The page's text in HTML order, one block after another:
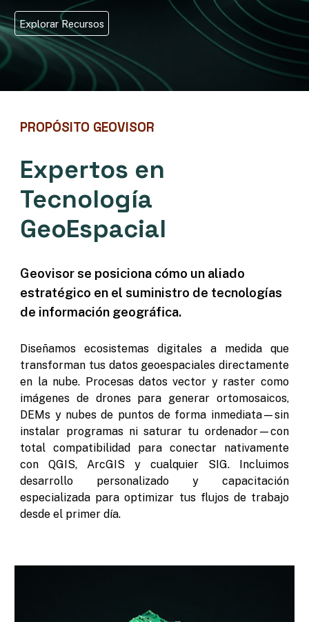
Explorar Recursos
PROPÓSITO GEOVISOR
Expertos en
Tecnología
GeoEspacial
Geovisor se posiciona cómo un aliado
estratégico en el suministro de tecnologías
de información geográfica.
Diseñamos ecosistemas digitales a medida que
transforman tus datos geoespaciales directamente
en la nube. Procesas datos vector y raster como
imágenes de drones para generar ortomosaicos,
DEMs y nubes de puntos de forma inmediata—sin
instalar programas ni saturar tu ordenador—con
total compatibilidad para conectar nativamente
con QGIS, ArcGIS y cualquier SIG. Incluimos
desarrollo personalizado y capacitación
especializada para optimizar tus flujos de trabajo
desde el primer día.